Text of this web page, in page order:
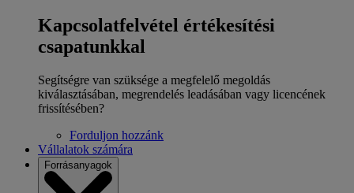
Kapcsolatfelvétel értékesítési
csapatunkkal
Segítségre van szüksége a megfelelő megoldás
kiválasztásában, megrendelés leadásában vagy licencének
frissítésében?
Forduljon hozzánk
Vállalatok számára
Forrásanyagok